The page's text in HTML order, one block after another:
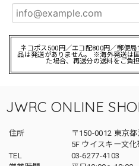
ネコポス500円／エコ配800円／郵便
品は発送がありません。 ※海外発送は
た場合、再送分の送料をご負
JWRC ONLINE
住所
〒150-0012 東京
5F ウイスキー文化
TEL
03-6277-4103